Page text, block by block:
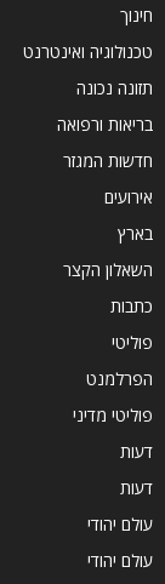
חינוך
טכנולוגיה ואינטרנט
תזונה נכונה
בריאות ורפואה
חדשות המגזר
אירועים
בארץ
השאלון הקצר
כתבות
פוליטי
הפרלמנט
פוליטי מדיני
דעות
דעות
עולם יהודי
עולם יהודי